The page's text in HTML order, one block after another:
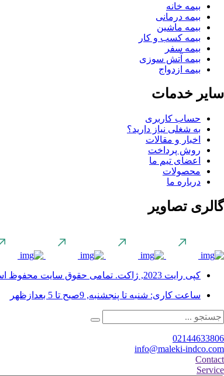
بیمه خانه
بیمه درمانی
بیمه ماشین
بیمه کسب و کار
بیمه سفر
بیمه آتش سوزی
بیمه ازدواج
سایر خدمات
حساب کاربری
به شغلی نیاز دارید؟
اخبار و مقالات
روش پرداخت
اعضای تیم ما
محصولات
درباره ما
گالری تصاویر
کپی رایت 2023, ژاکت. تمامی حقوق سایت محفوظ است.
ساعت کاری: شنبه تا پنجشنبه, 9صبح تا 5 بعدازظهر
02144633806
info@maleki-indco.com
Contact
Service